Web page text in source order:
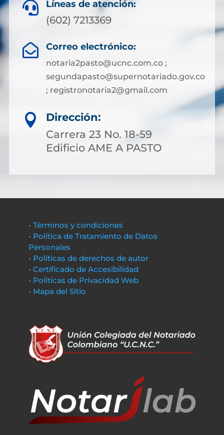
 Líneas de atención:
(602) 7213369
 Correo electrónico:
notaria2pasto@ucnc.com.co ;
segundapasto@supernotariado.gov.co
; registronotaria2@gmail.com

Dirección:
Carrera 23 No. 18-59
Edificio AME A PASTO
• Términos y condiciones
• Política de Tratamiento de Datos
Personales
• Políticas de derechos de autor
• Certificado de Accesibilidad
• Políticas de Privacidad Web
• Mapa del Sitio